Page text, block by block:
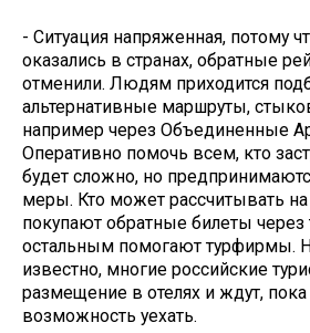
- Ситуация напряженная, потому
оказались в странах, обратные
отменили. Людям приходится
альтернативные маршруты,
например через Объединенные
Оперативно помочь всем, кто
будет сложно, но
меры. Кто может рассчитывать
покупают обратные билеты через
остальным помогают турфирмы.
известно, многие российские
размещение в отелях и ждут, пока
возможность уехать.